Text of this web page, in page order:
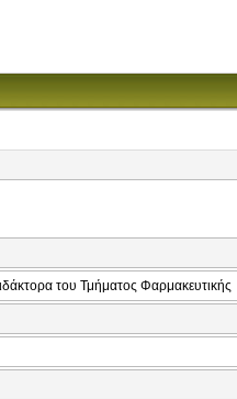
του Τμήματος Φαρμακευτικής